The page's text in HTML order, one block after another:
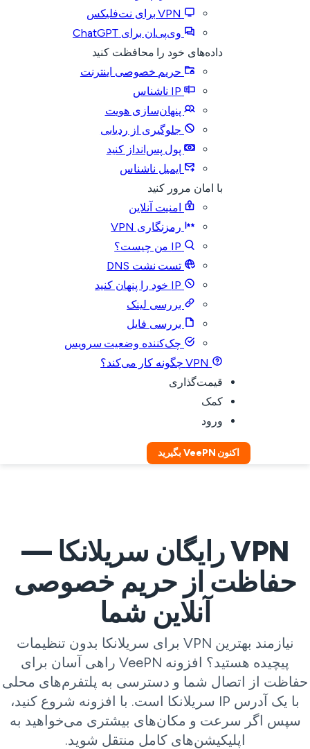
VPN برای نت‌فلیکس
وی‌پی‌ان برای ChatGPT
داده‌های خود را محافظت کنید
حریم خصوصی اینترنت
IP ناشناس
پنهان‌سازی هویت
جلوگیری از ردیابی
پول پس‌انداز کنید
ایمیل ناشناس
با امان مرور کنید
امنیت آنلاین
رمزنگاری VPN
IP من چیست؟
تست نشت DNS
IP خود را پنهان کنید
بررسی لینک
بررسی فایل
چک‌کننده وضعیت سرویس
VPN چگونه کار می‌کند؟
قیمت‌گذاری
کمک
ورود
اکنون VeePN بگیرید
VPN رایگان سریلانکا —
حفاظت از حریم خصوصی
آنلاین شما
نیازمند بهترین VPN برای سریلانکا بدون تنظیمات
پیچیده هستید؟ افزونه VeePN راهی آسان برای
از اتصال شما و دسترسی به پلتفرم‌های محلی
با یک آدرس IP سریلانکا است. با افزونه شروع کنید،
سپس اگر سرعت و مکان‌های بیشتری می‌خواهید به
اپلیکیشن‌های کامل منتقل شوید.